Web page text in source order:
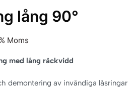
lång 90°
Moms
med lång räckvidd
demontering av invändiga låsringar